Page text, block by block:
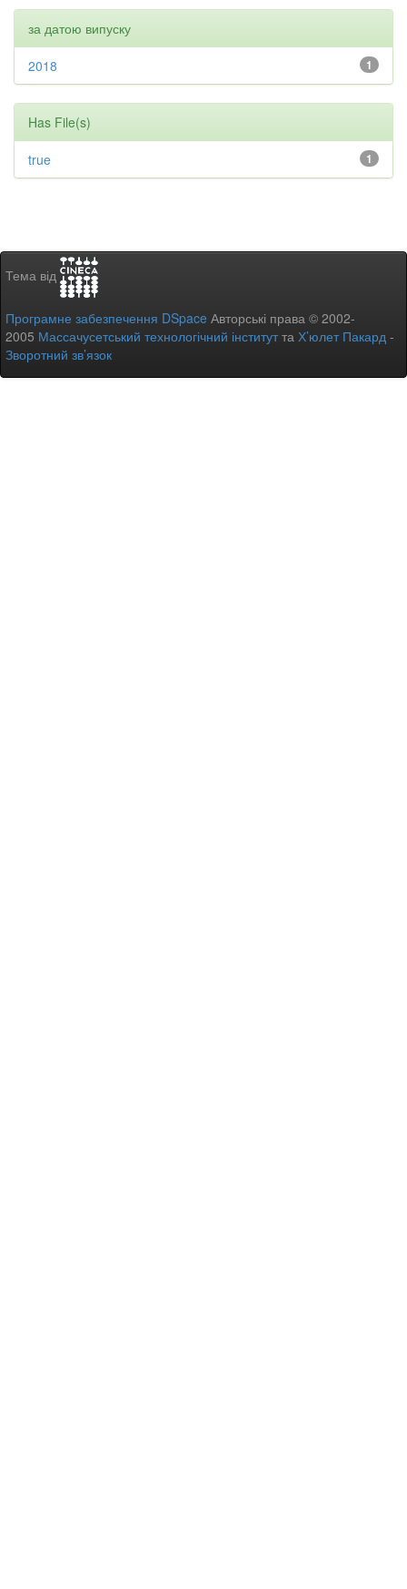
за датою випуску
1
2018
Has File(s)
1
true
Тема від
Програмне забезпечення DSpace Авторські права © 2002-
2005 Массачусетський технологічний інститутта Х’юлет Пакард -
Зворотний зв’язок